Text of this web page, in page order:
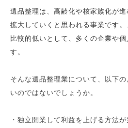
遺品整理は、高齢化や核家族化が
拡大していくと思われる事業です
比較的低いとして、多くの企業や
す。
そんな遺品整理業について、以下
いのではないでしょうか。
・独立開業して利益を上げる方法が